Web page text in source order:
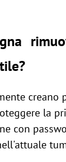
creano
la
con